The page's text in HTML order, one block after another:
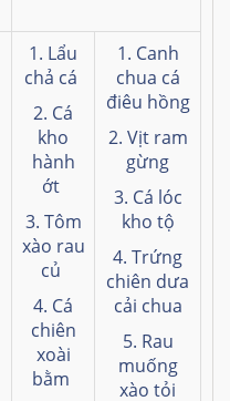
1. Lẩu
chả cá
2. Cá
kho
hành
ớt
3. Tôm
xào rau
củ
4. Cá
chiên
xoài
bằm
1. Canh
chua cá
điêu hồng
2. Vịt ram
gừng
3. Cá lóc
kho tộ
4. Trứng
chiên dưa
cải chua
5. Rau
muống
xào tỏi